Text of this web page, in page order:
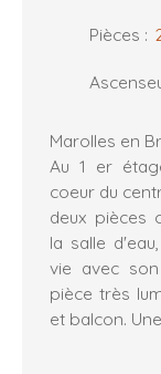
Pièces :
Marolles en
Au 1 er
coeur du
deux pièces
la salle
vie avec
pièce très
et balcon.